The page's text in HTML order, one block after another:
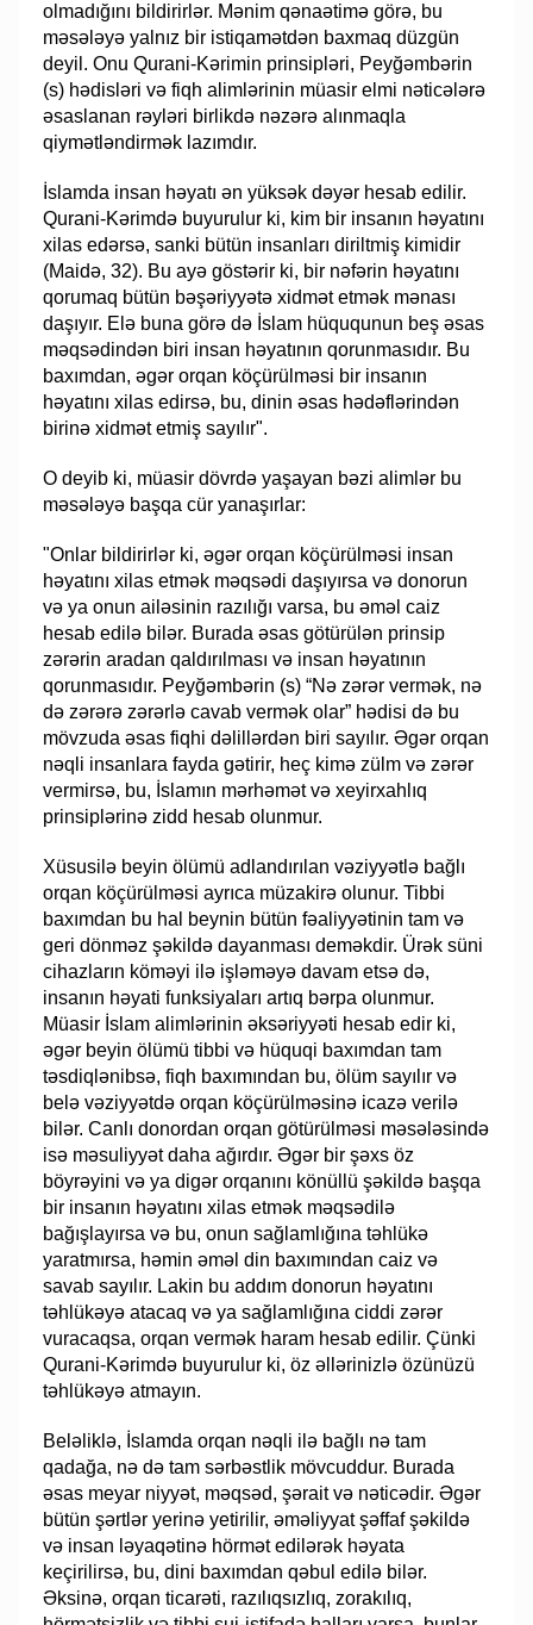
olmadığını bildirirlər. Mənim qənaətimə görə, bu
məsələyə yalnız bir istiqamətdən baxmaq düzgün
deyil. Onu Qurani-Kərimin prinsipləri, Peyğəmbərin
(s) hədisləri və fiqh alimlərinin müasir elmi nəticələrə
əsaslanan rəyləri birlikdə nəzərə alınmaqla
qiymətləndirmək lazımdır.
İslamda insan həyatı ən yüksək dəyər hesab edilir.
Qurani-Kərimdə buyurulur ki, kim bir insanın həyatını
xilas edərsə, sanki bütün insanları diriltmiş kimidir
(Maidə, 32). Bu ayə göstərir ki, bir nəfərin həyatını
qorumaq bütün bəşəriyyətə xidmət etmək mənası
daşıyır. Elə buna görə də İslam hüququnun beş əsas
məqsədindən biri insan həyatının qorunmasıdır. Bu
baxımdan, əgər orqan köçürülməsi bir insanın
həyatını xilas edirsə, bu, dinin əsas hədəflərindən
birinə xidmət etmiş sayılır".
O deyib ki, müasir dövrdə yaşayan bəzi alimlər bu
məsələyə başqa cür yanaşırlar:
"Onlar bildirirlər ki, əgər orqan köçürülməsi insan
həyatını xilas etmək məqsədi daşıyırsa və donorun
və ya onun ailəsinin razılığı varsa, bu əməl caiz
hesab edilə bilər. Burada əsas götürülən prinsip
zərərin aradan qaldırılması və insan həyatının
qorunmasıdır. Peyğəmbərin (s) “Nə zərər vermək, nə
də zərərə zərərlə cavab vermək olar” hədisi də bu
mövzuda əsas fiqhi dəlillərdən biri sayılır. Əgər orqan
nəqli insanlara fayda gətirir, heç kimə zülm və zərər
vermirsə, bu, İslamın mərhəmət və xeyirxahlıq
prinsiplərinə zidd hesab olunmur.
Xüsusilə beyin ölümü adlandırılan vəziyyətlə bağlı
orqan köçürülməsi ayrıca müzakirə olunur. Tibbi
baxımdan bu hal beynin bütün fəaliyyətinin tam və
geri dönməz şəkildə dayanması deməkdir. Ürək süni
cihazların köməyi ilə işləməyə davam etsə də,
insanın həyati funksiyaları artıq bərpa olunmur.
Müasir İslam alimlərinin əksəriyyəti hesab edir ki,
əgər beyin ölümü tibbi və hüquqi baxımdan tam
təsdiqlənibsə, fiqh baxımından bu, ölüm sayılır və
belə vəziyyətdə orqan köçürülməsinə icazə verilə
bilər. Canlı donordan orqan götürülməsi məsələsində
isə məsuliyyət daha ağırdır. Əgər bir şəxs öz
böyrəyini və ya digər orqanını könüllü şəkildə başqa
bir insanın həyatını xilas etmək məqsədilə
bağışlayırsa və bu, onun sağlamlığına təhlükə
yaratmırsa, həmin əməl din baxımından caiz və
savab sayılır. Lakin bu addım donorun həyatını
təhlükəyə atacaq və ya sağlamlığına ciddi zərər
vuracaqsa, orqan vermək haram hesab edilir. Çünki
Qurani-Kərimdə buyurulur ki, öz əllərinizlə özünüzü
təhlükəyə atmayın.
Beləliklə, İslamda orqan nəqli ilə bağlı nə tam
qadağa, nə də tam sərbəstlik mövcuddur. Burada
əsas meyar niyyət, məqsəd, şərait və nəticədir. Əgər
bütün şərtlər yerinə yetirilir, əməliyyat şəffaf şəkildə
və insan ləyaqətinə hörmət edilərək həyata
keçirilirsə, bu, dini baxımdan qəbul edilə bilər.
Əksinə, orqan ticarəti, razılıqsızlıq, zorakılıq,